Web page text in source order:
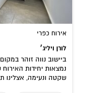
אירוח כפרי
לורן ויליג׳
ביישוב נווה זוהר
נמצאות יחידות
שקטה ונעימה, אצלינו